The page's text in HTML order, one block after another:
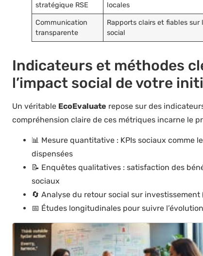
stratégique RSE
locales
Communication
transparente
Rapports clairs et fiables sur
social
Indicateurs et méthodes
l’impact social de votre
Un véritable EcoEvaluate repose sur des
compréhension claire de ces métriques incarne le
📊 Mesure quantitative : KPIs sociaux comme
dispensées
📝 Enquêtes qualitatives : satisfaction des
sociaux
🔄 Analyse du retour social sur investissement
📅 Études longitudinales pour suivre